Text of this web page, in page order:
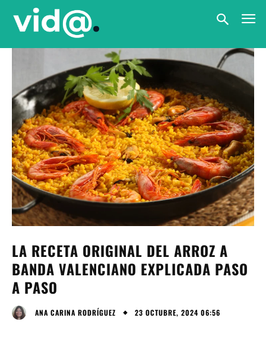
LA RECETA ORIGINAL DEL ARROZ A
BANDA VALENCIANO EXPLICADA PASO
A PASO
ANA CARINA RODRÍGUEZ 23 OCTUBRE, 2024 06:56